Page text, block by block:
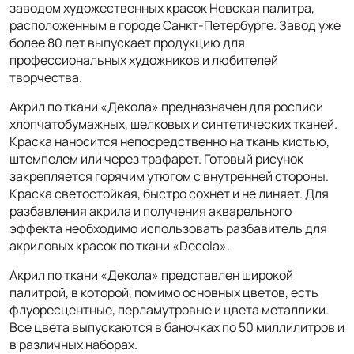
заводом художественных красок Невская палитра,
расположенным в городе Санкт-Петербурге. Завод уже
более 80 лет выпускает продукцию для
профессиональных художников и любителей
творчества.
Акрил по ткани «Декола» предназначен для росписи
хлопчатобумажных, шелковых и синтетических тканей.
Краска наносится непосредственно на ткань кистью,
штемпелем или через трафарет. Готовый рисунок
закрепляется горячим утюгом с внутренней стороны.
Краска светостойкая, быстро сохнет и не линяет. Для
разбавления акрила и получения акварельного
эффекта необходимо использовать разбавитель для
акриловых красок по ткани «Decola».
Акрил по ткани «Декола» представлен широкой
палитрой, в которой, помимо основных цветов, есть
флуоресцентные, перламутровые и цвета металлики.
Все цвета выпускаются в баночках по 50 миллилитров и
в различных наборах.